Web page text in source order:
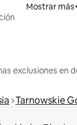
Mostrar más
exclusiones en
Tarnowskie